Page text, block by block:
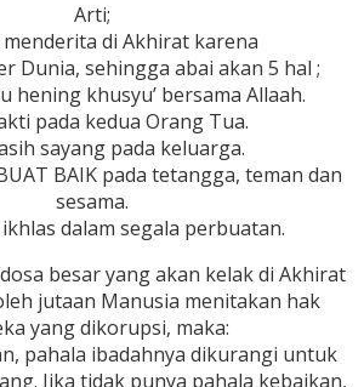
Arti;
menderita di Akhirat karena
Dunia, sehingga abai akan 5 hal ;
hening khusyu’ bersama Allaah.
pada kedua Orang Tua.
sayang pada keluarga.
BAIK pada tetangga, teman dan
sesama.
dalam segala perbuatan.
besar yang akan kelak di Akhirat
jutaan Manusia menitakan hak
yang dikorupsi, maka:
pahala ibadahnya dikurangi untuk
Jika tidak punya pahala kebaikan,